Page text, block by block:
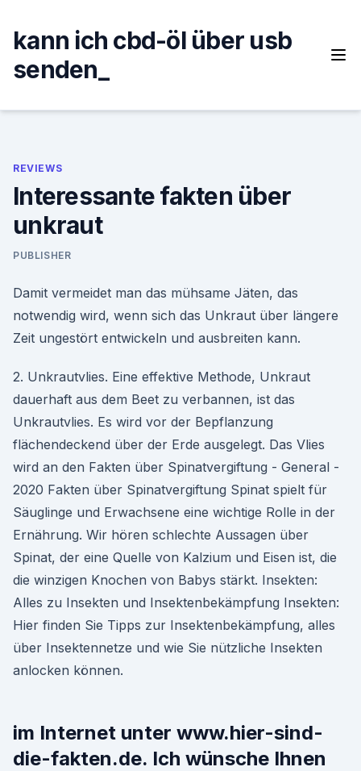
content
kann ich cbd-öl über usb
senden_
REVIEWS
Interessante fakten über
unkraut
PUBLISHER
Damit vermeidet man das mühsame Jäten, das
notwendig wird, wenn sich das Unkraut über längere
Zeit ungestört entwickeln und ausbreiten kann.
2. Unkrautvlies. Eine effektive Methode, Unkraut
dauerhaft aus dem Beet zu verbannen, ist das
Unkrautvlies. Es wird vor der Bepflanzung
flächendeckend über der Erde ausgelegt. Das Vlies
wird an den Fakten über Spinatvergiftung - General -
2020 Fakten über Spinatvergiftung Spinat spielt für
Säuglinge und Erwachsene eine wichtige Rolle in der
Ernährung. Wir hören schlechte Aussagen über
Spinat, der eine Quelle von Kalzium und Eisen ist, die
die winzigen Knochen von Babys stärkt. Insekten:
Alles zu Insekten und Insektenbekämpfung Insekten:
Hier finden Sie Tipps zur Insektenbekämpfung, alles
über Insektennetze und wie Sie nützliche Insekten
anlocken können.
im Internet unter www.hier-sind-
die-fakten.de. Ich wünsche Ihnen